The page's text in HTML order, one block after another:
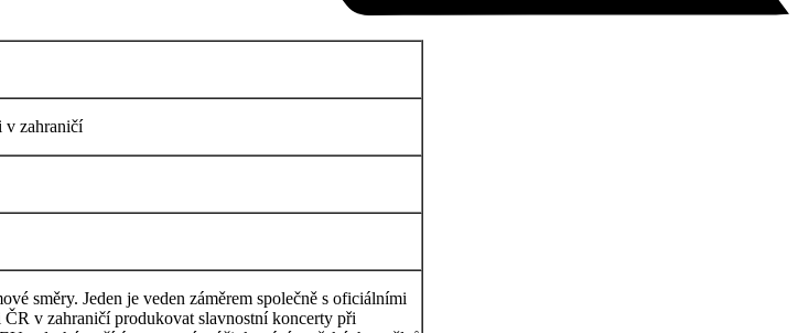
v zahraničí
směry. Jeden je veden záměrem společně s oficiálními
v zahraničí produkovat slavnostní koncerty při